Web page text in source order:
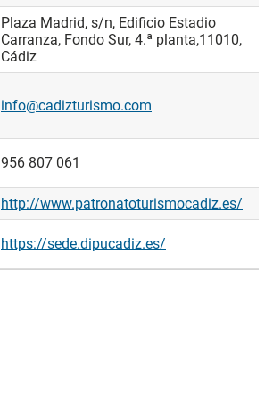
Plaza Madrid, s/n, Edificio Estadio
Carranza, Fondo Sur, 4.ª planta,11010,
Cádiz
info@cadizturismo.com
956 807 061
http://www.patronatoturismocadiz.es/
https://sede.dipucadiz.es/